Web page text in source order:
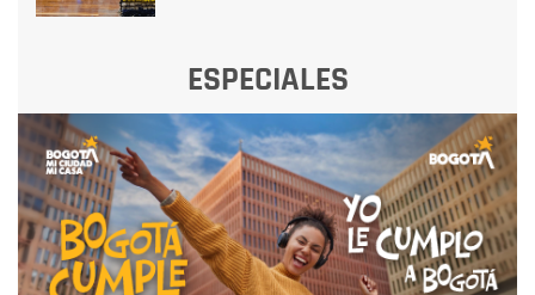
ESPECIALES